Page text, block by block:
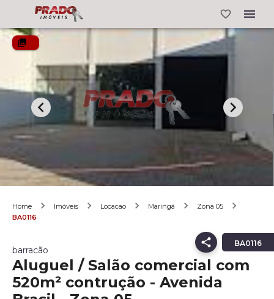
Home Imóveis Locacao Maringá
Zona 05
BA0116
BA0116
barracão
Aluguel / Salão comercial com
520m² contrução - Avenida